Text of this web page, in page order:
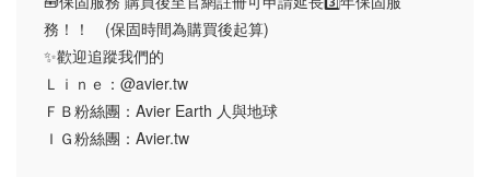
務！！ (保固時間為購買後起算)
✨歡迎追蹤我們的
Ｌｉｎｅ：@avier.tw
ＦＢ粉絲團：Avier Earth 人與地球
ＩＧ粉絲團：Avier.tw